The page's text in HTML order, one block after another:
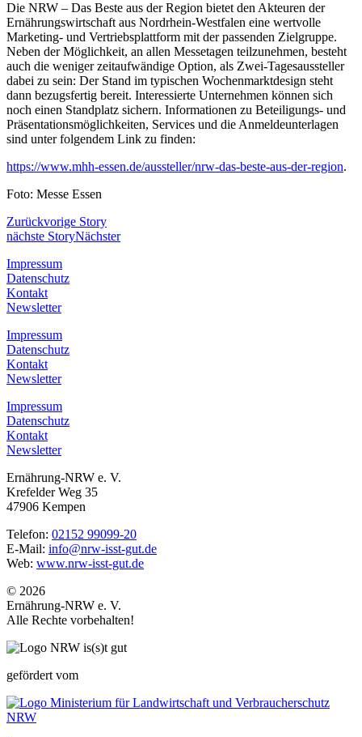
Die NRW – Das Beste aus der Region bietet den Akteuren der
Ernährungswirtschaft aus Nordrhein-Westfalen eine wertvolle
Marketing- und Vertriebsplattform mit der passenden Zielgruppe.
Neben der Möglichkeit, an allen Messetagen teilzunehmen, besteht
auch die weniger zeitaufwändige Option, als Zwei-Tagesaussteller
dabei zu sein: Der Stand im typischen Wochenmarktdesign steht
dann bezugsfertig bereit. Interessierte Unternehmen können sich
noch einen Standplatz sichern. Informationen zu Beteiligungs- und
Präsentationsmöglichkeiten, Services und die Anmeldeunterlagen
sind unter folgendem Link zu finden:
https://www.mhh-essen.de/aussteller/nrw-das-beste-aus-der-region.
Foto: Messe Essen
Zurückvorige Story
nächste StoryNächster
Impressum
Datenschutz
Kontakt
Newsletter
Impressum
Datenschutz
Kontakt
Newsletter
Impressum
Datenschutz
Kontakt
Newsletter
Ernährung-NRW e. V.
Krefelder Weg 35
47906 Kempen
Telefon: 02152 99099-20
E-Mail: info@nrw-isst-gut.de
Web: www.nrw-isst-gut.de
© 2026
Ernährung-NRW e. V.
Alle Rechte vorbehalten!
gefördert vom